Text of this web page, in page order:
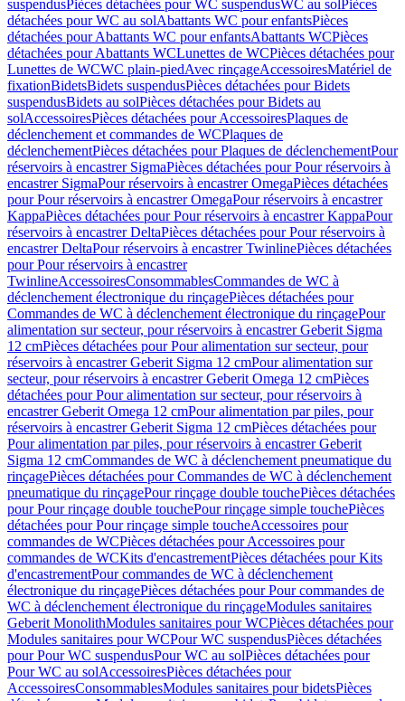
suspendusPièces détachées pour WC suspendusWC au solPièces
détachées pour WC au solAbattants WC pour enfantsPièces
détachées pour Abattants WC pour enfantsAbattants WCPièces
détachées pour Abattants WCLunettes de WCPièces détachées pour
Lunettes de WCWC plain-piedAvec rinçageAccessoiresMatériel de
fixationBidetsBidets suspendusPièces détachées pour Bidets
suspendusBidets au solPièces détachées pour Bidets au
solAccessoiresPièces détachées pour AccessoiresPlaques de
déclenchement et commandes de WCPlaques de
déclenchementPièces détachées pour Plaques de déclenchementPour
réservoirs à encastrer SigmaPièces détachées pour Pour réservoirs à
encastrer SigmaPour réservoirs à encastrer OmegaPièces détachées
pour Pour réservoirs à encastrer OmegaPour réservoirs à encastrer
KappaPièces détachées pour Pour réservoirs à encastrer KappaPour
réservoirs à encastrer DeltaPièces détachées pour Pour réservoirs à
encastrer DeltaPour réservoirs à encastrer TwinlinePièces détachées
pour Pour réservoirs à encastrer
TwinlineAccessoiresConsommablesCommandes de WC à
déclenchement électronique du rinçagePièces détachées pour
Commandes de WC à déclenchement électronique du rinçagePour
alimentation sur secteur, pour réservoirs à encastrer Geberit Sigma
12 cmPièces détachées pour Pour alimentation sur secteur, pour
réservoirs à encastrer Geberit Sigma 12 cmPour alimentation sur
secteur, pour réservoirs à encastrer Geberit Omega 12 cmPièces
détachées pour Pour alimentation sur secteur, pour réservoirs à
encastrer Geberit Omega 12 cmPour alimentation par piles, pour
réservoirs à encastrer Geberit Sigma 12 cmPièces détachées pour
Pour alimentation par piles, pour réservoirs à encastrer Geberit
Sigma 12 cmCommandes de WC à déclenchement pneumatique du
rinçagePièces détachées pour Commandes de WC à déclenchement
pneumatique du rinçagePour rinçage double touchePièces détachées
pour Pour rinçage double touchePour rinçage simple touchePièces
détachées pour Pour rinçage simple toucheAccessoires pour
commandes de WCPièces détachées pour Accessoires pour
commandes de WCKits d'encastrementPièces détachées pour Kits
d'encastrementPour commandes de WC à déclenchement
électronique du rinçagePièces détachées pour Pour commandes de
WC à déclenchement électronique du rinçageModules sanitaires
Geberit MonolithModules sanitaires pour WCPièces détachées pour
Modules sanitaires pour WCPour WC suspendusPièces détachées
pour Pour WC suspendusPour WC au solPièces détachées pour
Pour WC au solAccessoiresPièces détachées pour
AccessoiresConsommablesModules sanitaires pour bidetsPièces